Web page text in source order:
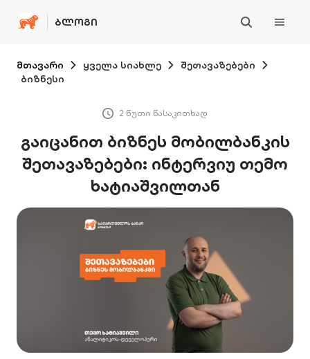
ᲑᲚᲝᲒᲘ
მთავარი ყველა სიახლე
შეთავაზებები
ბიზნესი
2 წუთი წასაკითხად
გაიცანით ბიზნეს მობილბანკის
შეთავაზებები: ინტერვიუ თემო
ხატიაშვილთან